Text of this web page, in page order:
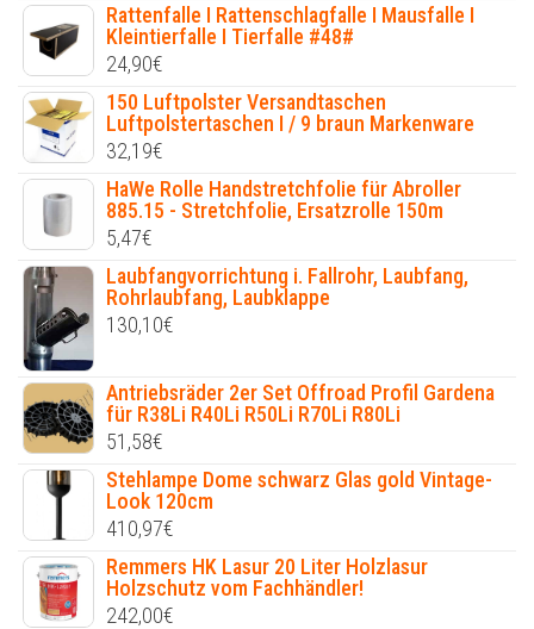
Rattenfalle I Rattenschlagfalle I Mausfalle I
Kleintierfalle I Tierfalle #48#
24,90€
150 Luftpolster Versandtaschen
Luftpolstertaschen I / 9 braun Markenware
32,19€
HaWe Rolle Handstretchfolie für Abroller
885.15 - Stretchfolie, Ersatzrolle 150m
5,47€
Laubfangvorrichtung i. Fallrohr, Laubfang,
Rohrlaubfang, Laubklappe
130,10€
Antriebsräder 2er Set Offroad Profil Gardena
für R38Li R40Li R50Li R70Li R80Li
51,58€
Stehlampe Dome schwarz Glas gold Vintage-
Look 120cm
410,97€
Remmers HK Lasur 20 Liter Holzlasur
Holzschutz vom Fachhändler!
242,00€